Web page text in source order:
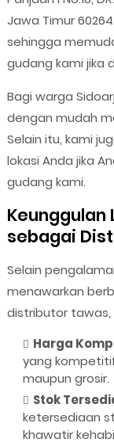
Jawa Timur
sehingga
gudang kami jika
Bagi warga
dengan mudah
Selain itu, kami
lokasi Anda jika
gudang kami.
Keunggulan
sebagai
Selain
menawarkan
distributor tawas,
Harga
yang
maupun grosir.
Stok
ketersediaan
khawatir